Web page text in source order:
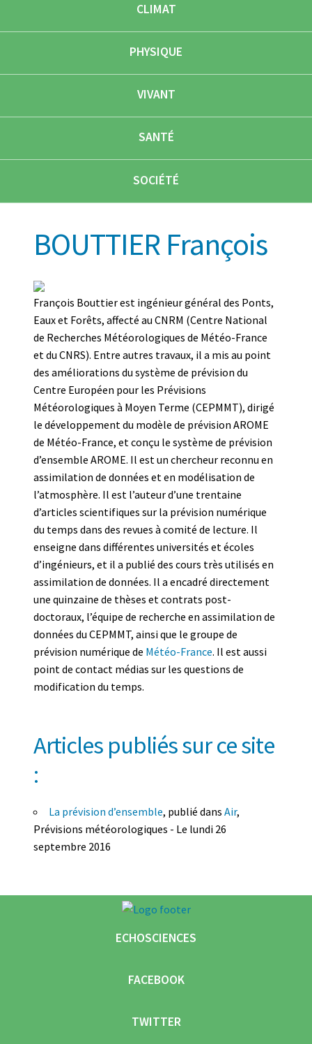
CLIMAT
PHYSIQUE
VIVANT
SANTÉ
SOCIÉTÉ
BOUTTIER François
François Bouttier est ingénieur général des Ponts,
Eaux et Forêts, affecté au CNRM (Centre National
de Recherches Météorologiques de Météo-France
et du CNRS). Entre autres travaux, il a mis au point
des améliorations du système de prévision du
Centre Européen pour les Prévisions
Météorologiques à Moyen Terme (CEPMMT), dirigé
le développement du modèle de prévision AROME
de Météo-France, et conçu le système de prévision
d’ensemble AROME. Il est un chercheur reconnu en
assimilation de données et en modélisation de
l’atmosphère. Il est l’auteur d’une trentaine
d’articles scientifiques sur la prévision numérique
du temps dans des revues à comité de lecture. Il
enseigne dans différentes universités et écoles
d’ingénieurs, et il a publié des cours très utilisés en
assimilation de données. Il a encadré directement
une quinzaine de thèses et contrats post-
doctoraux, l’équipe de recherche en assimilation de
données du CEPMMT, ainsi que le groupe de
prévision numérique de Météo-France. Il est aussi
point de contact médias sur les questions de
modification du temps.
Articles publiés sur ce site
:
La prévision d’ensemble, publié dans Air,
Prévisions météorologiques - Le lundi 26
septembre 2016
ECHOSCIENCES
FACEBOOK
TWITTER